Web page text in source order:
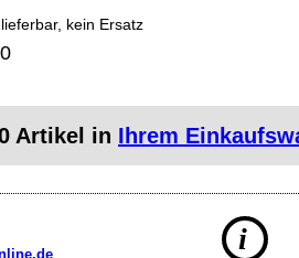
kein Ersatz
Artikel in Ihrem
i